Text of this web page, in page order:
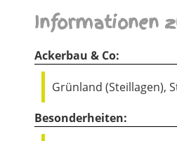
Informationen
Ackerbau & Co:
Grünland (Steillagen),
Besonderheiten: